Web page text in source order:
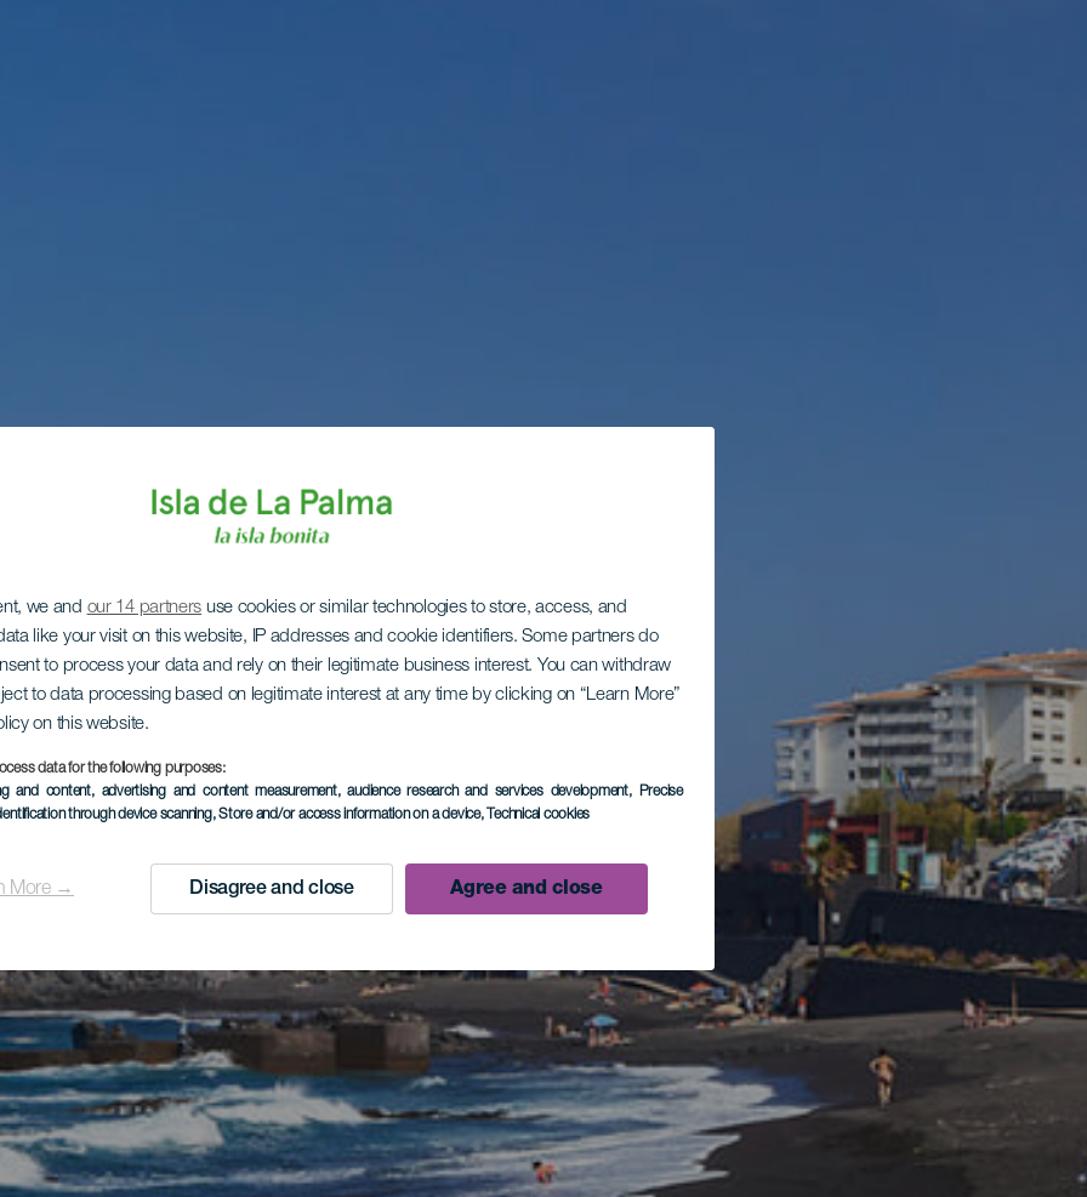
we and our 14 partners use cookies or similar technologies to store, access, and
like your visit on this website, IP addresses and cookie identifiers. Some partners do
to process your data and rely on their legitimate business interest. You can withdraw
to data processing based on legitimate interest at any time by clicking on “Learn More”
on this website.
data for the following purposes:
and content, advertising and content measurement, audience research and services development, Precise
through device scanning, Store and/or access information on a device, Technical cookies
More → Disagree and close Agree and close